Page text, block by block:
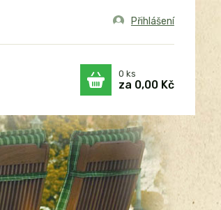
Přihlášení
0 ks
za 0,00 Kč